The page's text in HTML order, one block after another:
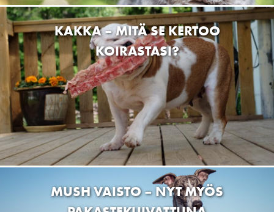
SEO Kestilä
Kestilänraitti 2, Kestilä, Finland
PUUTARHA-PETEN LEMMIKKITARVIKE
Myllyrannantie 2, 35820 Mänttä, Suomi
Eläintarvike Lysti Mäntsälä
Lahdentie 27, Mäntsälä, Suomi
Ketunkullan Hyvinvointi Oy
Vernerintie 1 as 5, KirkkonummiMasala, Finland
DOGMAN & FRIENDS KAAKKURI OULU
Pesätie 3, 90420 Oulu, Finland
MIKSI LIHAN VÄRI VAIHTELEE?
BARF SENIORIKISSALLESI